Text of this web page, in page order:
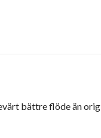
bättre flöde än